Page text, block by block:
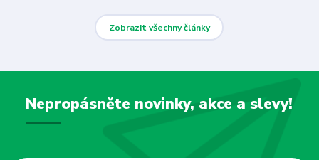
Zobrazit všechny články
Nepropásněte novinky, akce a slevy!